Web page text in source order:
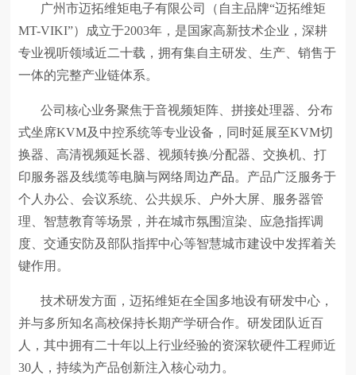
广州市迈拓维矩电子有限公司（自主品牌“迈拓维矩
MT-VIKI”）成立于2003年，是国家高新技术企业，深耕
专业视听领域近二十载，拥有集自主研发、生产、销售于
一体的完整产业链体系。
公司核心业务聚焦于音视频矩阵、拼接处理器、分布
式坐席KVM及中控系统等专业设备，同时延展至KVM切
换器、高清视频延长器、视频转换/分配器、交换机、打
印服务器及线缆等电脑与网络周边产品。产品广泛服务于
个人办公、会议系统、公共娱乐、户外大屏、服务器管
理、智慧教育等场景，并在城市氛围渲染、应急指挥调
度、交通安防及部队指挥中心等智慧城市建设中发挥着关
键作用。
技术研发方面，迈拓维矩在全国多地设有研发中心，
并与多所知名高校保持长期产学研合作。研发团队近百
人，其中拥有二十年以上行业经验的资深软硬件工程师近
30人，持续为产品创新注入核心动力。